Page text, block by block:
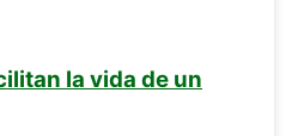
la vida de un